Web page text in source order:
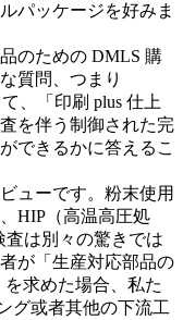
パッケージを好みま
のための DMLS 購
質問、つまり
、「印刷 plus 仕上
を伴う制御された完
できるかに答えるこ
ューです。粉末使用
HIP（高温高圧処
は別々の驚きでは
が「生産対応部品の
求めた場合、私た
グ或者其他の下流工